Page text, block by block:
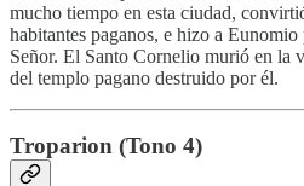
mucho tiempo en esta ciudad,
habitantes paganos, e hizo a
Señor. El Santo Cornelio murió en la
del templo pagano destruido por él.
Troparion (Tono 4)